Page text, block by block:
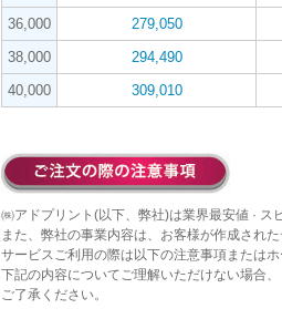
36,000
279,050
38,000
294,490
40,000
309,010
㈱アドプリント(以下、弊社)は業界最安値 ·
また、弊社の事業内容は、お客様が作成され
サービスご利用の際は以下の注意事項または
下記の内容についてご理解いただけない場合
ご了承ください。